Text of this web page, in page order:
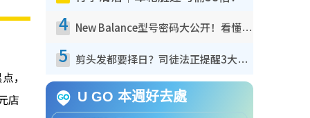
，
店
4 New Balance型号密码大公开！看懂2个数字买鞋秒知功能免中伏 附5大热门鞋款
5 剪头发都要择日？司徒法正提醒3大禁忌日子 随时剪走财运！这日剪发恐“剪寿命”？
U GO 本週好去處